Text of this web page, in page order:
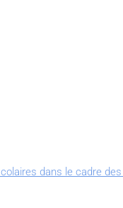
dans le cadre